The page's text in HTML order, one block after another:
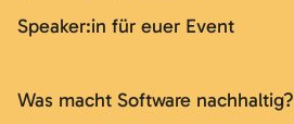
Speaker:in für euer Event
Was macht Software nachhaltig?